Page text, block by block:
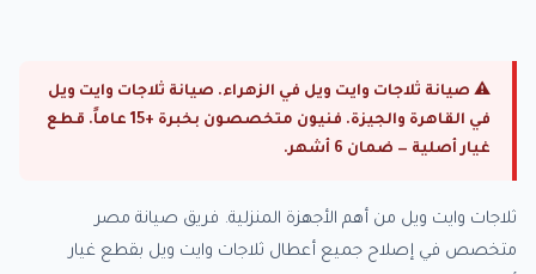
⚠ صيانة ثلاجات وايت ويل في الزهراء. صيانة ثلاجات وايت ويل
في القاهرة والجيزة. فنيون متخصصون بخبرة +15 عاماً. قطع
غيار أصلية — ضمان 6 أشهر.
ثلاجات وايت ويل من أهم الأجهزة المنزلية. فريق صيانة مصر
متخصص في إصلاح جميع أعطال ثلاجات وايت ويل بقطع غيار